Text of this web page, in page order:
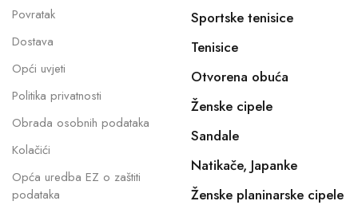
Povratak
Dostava
Opći uvjeti
Politika privatnosti
Obrada osobnih podataka
Kolačići
Opća uredba EZ o zaštiti
podataka
Sportske tenisice
Tenisice
Otvorena obuća
Ženske cipele
Sandale
Natikače, Japanke
Ženske planinarske cipele